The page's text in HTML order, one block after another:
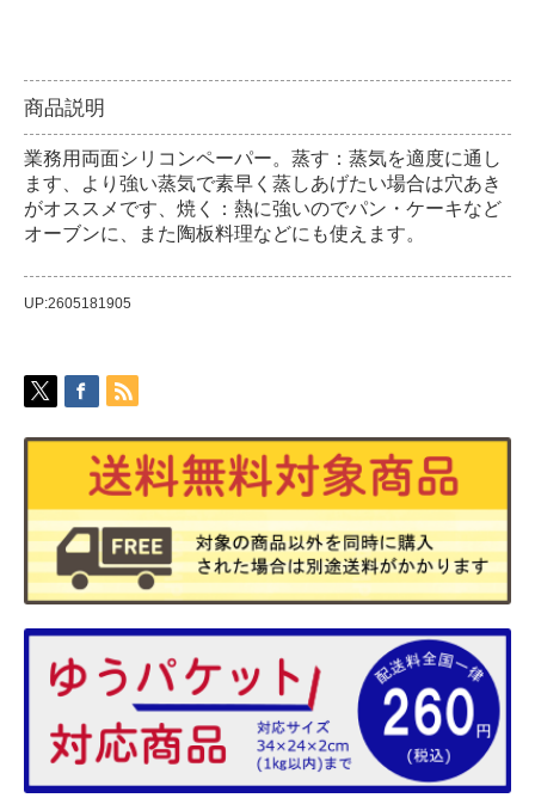
商品説明
業務用両面シリコンペーパー。蒸す：蒸気を適度に通し
ます、より強い蒸気で素早く蒸しあげたい場合は穴あき
がオススメです、焼く：熱に強いのでパン・ケーキなど
オーブンに、また陶板料理などにも使えます。
UP:2605181905